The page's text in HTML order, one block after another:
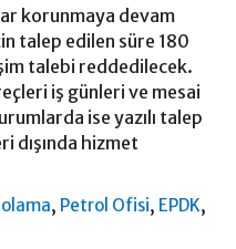
korunmaya devam
talep edilen süre 180
talebi reddedilecek.
iş günleri ve mesai
ise yazılı talep
dışında hizmet
, Petrol Ofisi, EPDK,